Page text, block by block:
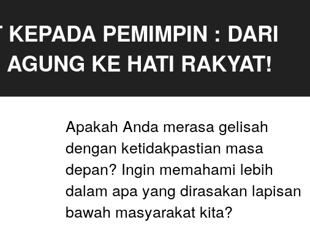
KEPADA PEMIMPIN : DARI
KE HATI RAKYAT!
Apakah Anda merasa gelisah
dengan ketidakpastian masa
depan? Ingin memahami lebih
dalam apa yang dirasakan lapisan
bawah masyarakat kita?